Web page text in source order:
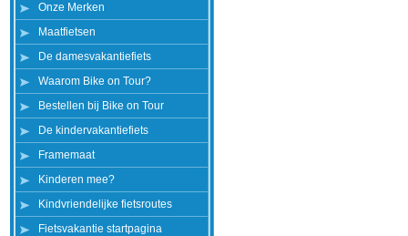
Onze Merken
Maatfietsen
De damesvakantiefiets
Waarom Bike on Tour?
Bestellen bij Bike on Tour
De kindervakantiefiets
Framemaat
Kinderen mee?
Kindvriendelijke fietsroutes
Fietsvakantie startpagina